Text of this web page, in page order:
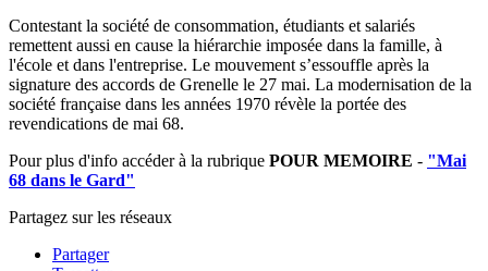
Contestant la société de consommation, étudiants et salariés
remettent aussi en cause la hiérarchie imposée dans la famille, à
l'école et dans l'entreprise. Le mouvement s’essouffle après la
signature des accords de Grenelle le 27 mai. La modernisation de la
société française dans les années 1970 révèle la portée des
revendications de mai 68.
Pour plus d'info accéder à la rubrique POUR MEMOIRE - "Mai
68 dans le Gard"
Partagez sur les réseaux
Partager